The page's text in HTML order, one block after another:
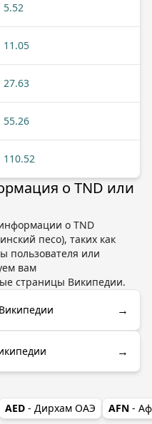
5.52
11.05
27.63
55.26
110.52
о TND или
о TND
песо), таких как
пользователя или
вам
страницы Википедии.
→
→
AED - Дирхам ОАЭ AFN -